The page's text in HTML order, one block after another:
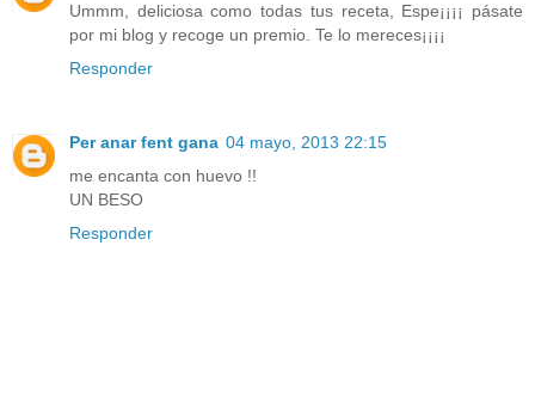
Ummm, deliciosa como todas tus receta, Espe¡¡¡¡ pásate
por mi blog y recoge un premio. Te lo mereces¡¡¡¡
Responder
Per anar fent gana 04 mayo, 2013 22:15
me encanta con huevo !!
UN BESO
Responder